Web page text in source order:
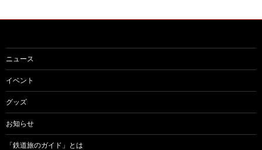
ニュース
イベント
グッズ
お知らせ
「鉄道旅のガイド」とは